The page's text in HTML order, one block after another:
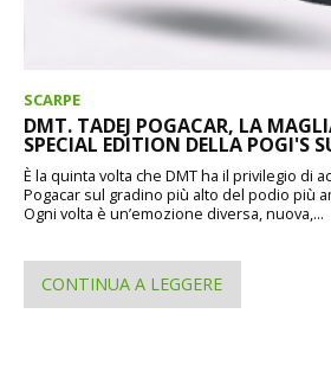
SCARPE
DMT. TADEJ POGACAR, LA
SPECIAL EDITION DELLA POGI'S
È la quinta volta che DMT ha il privilegio di
Pogacar sul gradino più alto del podio più
Ogni volta è un’emozione diversa, nuova,...
CONTINUA A LEGGERE